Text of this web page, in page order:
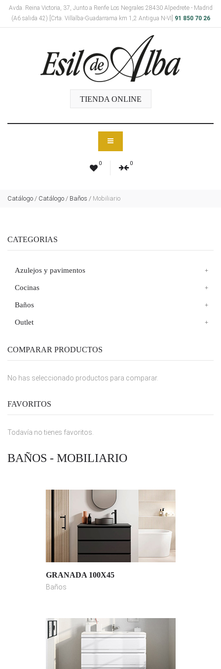
Avda. Reina Victoria, 37, Junto a Renfe Los Negrales 28430 Alpedrete - Madrid
(A6 salida 42) [Crta. Villalba-Guadarrama km 1,2 Antigua N-VI]
91 850 70 26
TIENDA ONLINE
0 0
Catálogo / Catálogo / Baños / Mobiliario
CATEGORIAS
Azulejos y pavimentos
Cocinas
Baños
Outlet
COMPARAR PRODUCTOS
No has seleccionado productos para comparar.
FAVORITOS
Todavía no tienes favoritos.
BAÑOS - MOBILIARIO
GRANADA 100X45
Baños